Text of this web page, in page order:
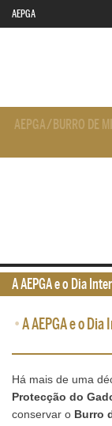
AEPGA
AEPGA/ BURRO DE
•A AEPGA e o
Há mais de uma
Protecção do
conservar o Burro
A AEPGA e o Dia